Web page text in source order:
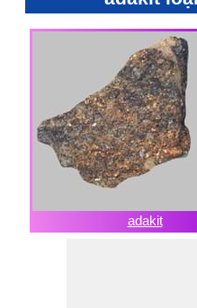
adakit